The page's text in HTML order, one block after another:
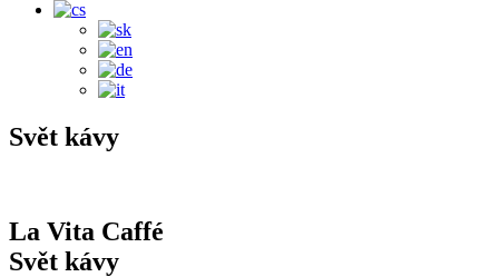
Svět kávy
La Vita Caffé
Svět kávy